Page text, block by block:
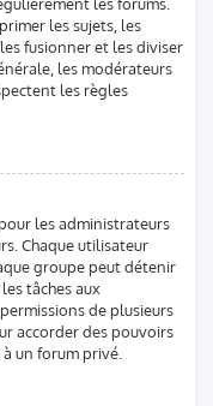
les sujets, les
fusionner et les diviser
les modérateurs
les règles
les administrateurs
Chaque utilisateur
groupe peut détenir
tâches aux
de plusieurs
accorder des pouvoirs
un forum privé.